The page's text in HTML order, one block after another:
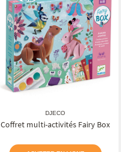
DJECO
Coffret multi-activités Fairy Box